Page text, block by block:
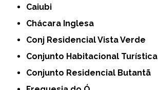
Caiubi
Chácara Inglesa
Conj Residencial Vista Verde
Conjunto Habitacional Turística
Conjunto Residencial Butantã